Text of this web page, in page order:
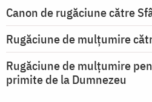
Canon de rugăciune către
Rugăciune de mulţumire
Rugăciune de mulțumire
primite de la Dumnezeu